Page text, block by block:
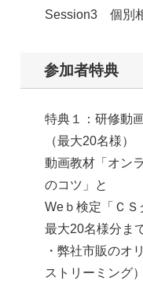
Session3 個別
参加者特典
特典１：研修動
（最大20名様）
動画教材「オン
のコツ」と
Weｂ検定「Ｃ
最大20名様分ま
・弊社市販のオ
ストリーミング